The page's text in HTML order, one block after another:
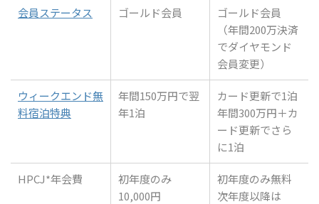
会員ステータス ゴールド会員
ゴールド会員
（年間200万決済
でダイヤモンド
会員変更）
ウィークエンド無
料宿泊特典
年間150万円で翌
年1泊
カード更新で1泊
年間300万円＋カ
ード更新でさら
に1泊
HPCJ*年会費
初年度のみ
10,000円
初年度のみ無料
次年度以降は